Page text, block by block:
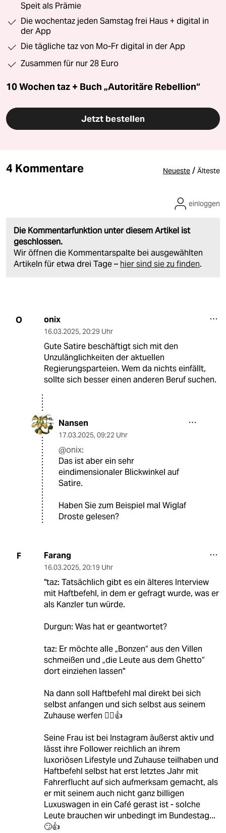
Speit als Prämie
Die wochentaz jeden Samstag frei Haus + digital in
der App
Die tägliche taz von Mo-Fr digital in der App
Zusammen für nur 28 Euro
10 Wochen taz + Buch „Autoritäre Rebellion“
Jetzt bestellen
4 Kommentare Neueste / Älteste
Die Kommentarfunktion unter diesem Artikel ist
geschlossen.
Wir öffnen die Kommentarspalte bei ausgewählten
Artikeln für etwa drei Tage – hier sind sie zu finden.
einloggen
O onix
16.03.2025, 20:29 Uhr
Gute Satire beschäftigt sich mit den
Unzulänglichkeiten der aktuellen
Regierungsparteien. Wem da nichts einfällt,
sollte sich besser einen anderen Beruf suchen.
Nansen
17.03.2025, 09:22 Uhr
@onix:
Das ist aber ein sehr
eindimensionaler Blickwinkel auf
Satire.
Haben Sie zum Beispiel mal Wiglaf
Droste gelesen?
F Farang
16.03.2025, 20:19 Uhr
"taz: Tatsächlich gibt es ein älteres Interview
mit Haftbefehl, in dem er gefragt wurde, was er
als Kanzler tun würde.
Durgun: Was hat er geantwortet?
taz: Er möchte alle „Bonzen“ aus den Villen
schmeißen und „die Leute aus dem Ghetto“
dort einziehen lassen"
Na dann soll Haftbefehl mal direkt bei sich
selbst anfangen und sich selbst aus seinem
Zuhause werfen 🤷‍♂️👍
Seine Frau ist bei Instagram äußerst aktiv und
lässt ihre Follower reichlich an ihrem
luxoriösen Lifestyle und Zuhause teilhaben und
Haftbefehl selbst hat erst letztes Jahr mit
Fahrerflucht auf sich aufmerksam gemacht, als
er mit seinem auch nicht ganz billigen
Luxuswagen in ein Café gerast ist - solche
Leute brauchen wir unbedingt im Bundestag...
🙄👍